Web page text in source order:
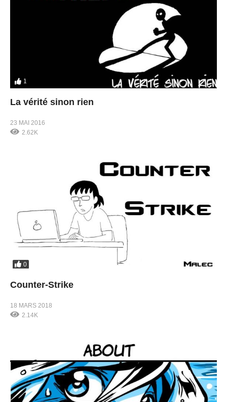
1
La vérité sinon rien
23 MAI 2016
2.62K
0
Counter-Strike
18 MARS 2018
2.14K